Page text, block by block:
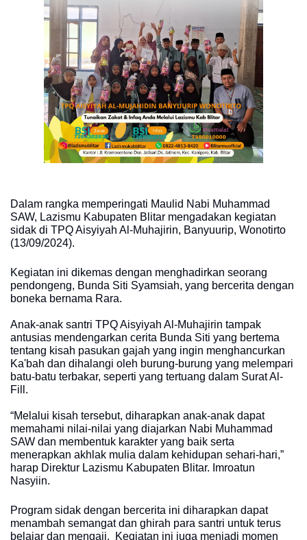
Dalam rangka memperingati Maulid Nabi Muhammad
SAW, Lazismu Kabupaten Blitar mengadakan kegiatan
sidak di TPQ Aisyiyah Al-Muhajirin, Banyuurip, Wonotirto
(13/09/2024).
Kegiatan ini dikemas dengan menghadirkan seorang
pendongeng, Bunda Siti Syamsiah, yang bercerita dengan
boneka bernama Rara.
Anak-anak santri TPQ Aisyiyah Al-Muhajirin tampak
antusias mendengarkan cerita Bunda Siti yang bertema
tentang kisah pasukan gajah yang ingin menghancurkan
Ka'bah dan dihalangi oleh burung-burung yang melempari
batu-batu terbakar, seperti yang tertuang dalam Surat Al-
Fill.
“Melalui kisah tersebut, diharapkan anak-anak dapat
memahami nilai-nilai yang diajarkan Nabi Muhammad
SAW dan membentuk karakter yang baik serta
menerapkan akhlak mulia dalam kehidupan sehari-hari,”
harap Direktur Lazismu Kabupaten Blitar. Imroatun
Nasyiin.
Program sidak dengan bercerita ini diharapkan dapat
menambah semangat dan ghirah para santri untuk terus
belajar dan mengaji. Kegiatan ini juga menjadi momen